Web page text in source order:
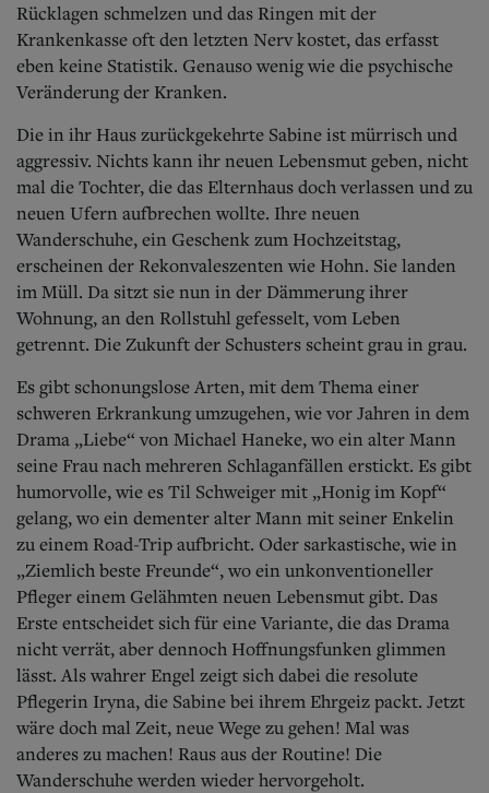
Rücklagen schmelzen und das Ringen mit der
Krankenkasse oft den letzten Nerv kostet, das erfasst
eben keine Statistik. Genauso wenig wie die psychische
Veränderung der Kranken.
Die in ihr Haus zurückgekehrte Sabine ist mürrisch und
aggressiv. Nichts kann ihr neuen Lebensmut geben, nicht
mal die Tochter, die das Elternhaus doch verlassen und zu
neuen Ufern aufbrechen wollte. Ihre neuen
Wanderschuhe, ein Geschenk zum Hochzeitstag,
erscheinen der Rekonvaleszenten wie Hohn. Sie landen
im Müll. Da sitzt sie nun in der Dämmerung ihrer
Wohnung, an den Rollstuhl gefesselt, vom Leben
getrennt. Die Zukunft der Schusters scheint grau in grau.
Es gibt schonungslose Arten, mit dem Thema einer
schweren Erkrankung umzugehen, wie vor Jahren in dem
Drama „Liebe“ von Michael Haneke, wo ein alter Mann
seine Frau nach mehreren Schlaganfällen erstickt. Es gibt
humorvolle, wie es Til Schweiger mit „Honig im Kopf“
gelang, wo ein dementer alter Mann mit seiner Enkelin
zu einem Road-Trip aufbricht. Oder sarkastische, wie in
„Ziemlich beste Freunde“, wo ein unkonventioneller
Pfleger einem Gelähmten neuen Lebensmut gibt. Das
Erste entscheidet sich für eine Variante, die das Drama
nicht verrät, aber dennoch Hoffnungsfunken glimmen
lässt. Als wahrer Engel zeigt sich dabei die resolute
Pflegerin Iryna, die Sabine bei ihrem Ehrgeiz packt. Jetzt
wäre doch mal Zeit, neue Wege zu gehen! Mal was
anderes zu machen! Raus aus der Routine! Die
Wanderschuhe werden wieder hervorgeholt.